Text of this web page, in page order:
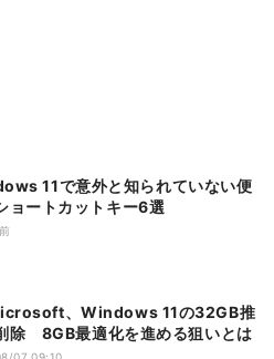
11で意外と知られていない便
ョートカットキー6選
除 8GB最適化を進める狙いとは